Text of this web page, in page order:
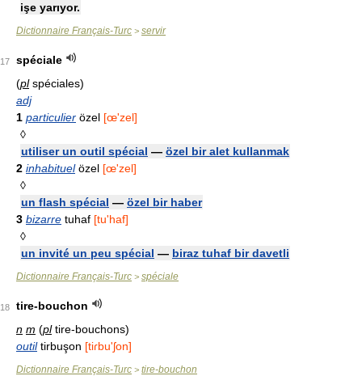
işe yarıyor.
Dictionnaire Français-Turc > servir
17
spéciale
(plspéciales)
adj
1 particulier özel [œ'zel]
◊
utiliser un outil spécial — özel bir alet kullanmak
2 inhabituelözel [œ'zel]
◊
un flash spécial — özel bir haber
3 bizarre tuhaf [tu'haf]
◊
un invité un peu spécial — biraz tuhaf bir davetli
Dictionnaire Français-Turc > spéciale
18
tire-bouchon
n m (pltire-bouchons)
outiltirbuşon [tiɾbu'ʃon]
Dictionnaire Français-Turc > tire-bouchon